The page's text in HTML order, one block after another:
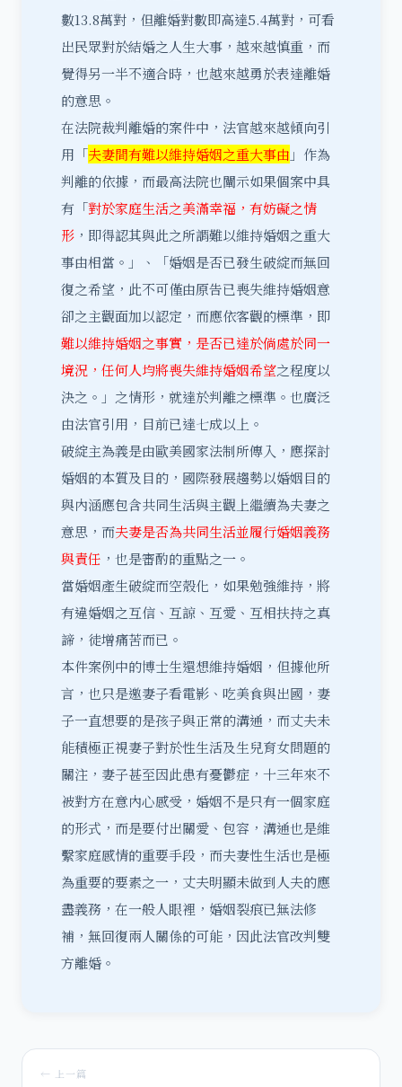
數13.8萬對，但離婚對數即高達5.4萬對，可看
出民眾對於結婚之人生大事，越來越慎重，而
覺得另一半不適合時，也越來越勇於表達離婚
的意思。
在法院裁判離婚的案件中，法官越來越傾向引
用「夫妻間有難以維持婚姻之重大事由 」作為
判離的依據，而最高法院也闡示如果個案中具
有「對於家庭生活之美滿幸福，有妨礙之情
形 ，即得認其與此之所謂難以維持婚姻之重大
事由相當。」、「婚姻是否已發生破綻而無回
復之希望，此不可僅由原告已喪失維持婚姻意
卻之主觀面加以認定，而應依客觀的標準，即
難以維持婚姻之事實，是否已達於倘處於同一
境況，任何人均將喪失維持婚姻希望之程度以
決之。」之情形，就達於判離之標準。也廣泛
由法官引用，目前已達七成以上。
破綻主為義是由歐美國家法制所傳入，應探討
婚姻的本質及目的，國際發展趨勢以婚姻目的
與內涵應包含共同生活與主觀上繼續為夫妻之
意思，而夫妻是否為共同生活並履行婚姻義務
與責任 ，也是審酌的重點之一。
當婚姻產生破綻而空殼化，如果勉強維持，將
有違婚姻之互信、互諒、互愛、互相扶持之真
諦，徒增痛苦而已。
本件案例中的博士生還想維持婚姻，但據他所
言，也只是邀妻子看電影、吃美食與出國，妻
子一直想要的是孩子與正常的溝通，而丈夫未
能積極正視妻子對於性生活及生兒育女問題的
關注，妻子甚至因此患有憂鬱症，十三年來不
被對方在意內心感受，婚姻不是只有一個家庭
的形式，而是要付出關愛、包容，溝通也是維
繫家庭感情的重要手段，而夫妻性生活也是極
為重要的要素之一，丈夫明顯未做到人夫的應
盡義務，在一般人眼裡，婚姻裂痕已無法修
補，無回復兩人關係的可能，因此法官改判雙
方離婚。
← 上一篇